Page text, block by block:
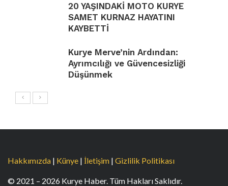
20 YAŞINDAKİ MOTO KURYE
SAMET KURNAZ HAYATINI
KAYBETTİ
Kurye Merve’nin Ardından:
Ayrımcılığı ve Güvencesizliği
Düşünmek
Hakkımızda | Künye | İletişim | Gizlilik Politikası
© 2021 – 2026 Kurye Haber. Tüm Hakları Saklıdır.